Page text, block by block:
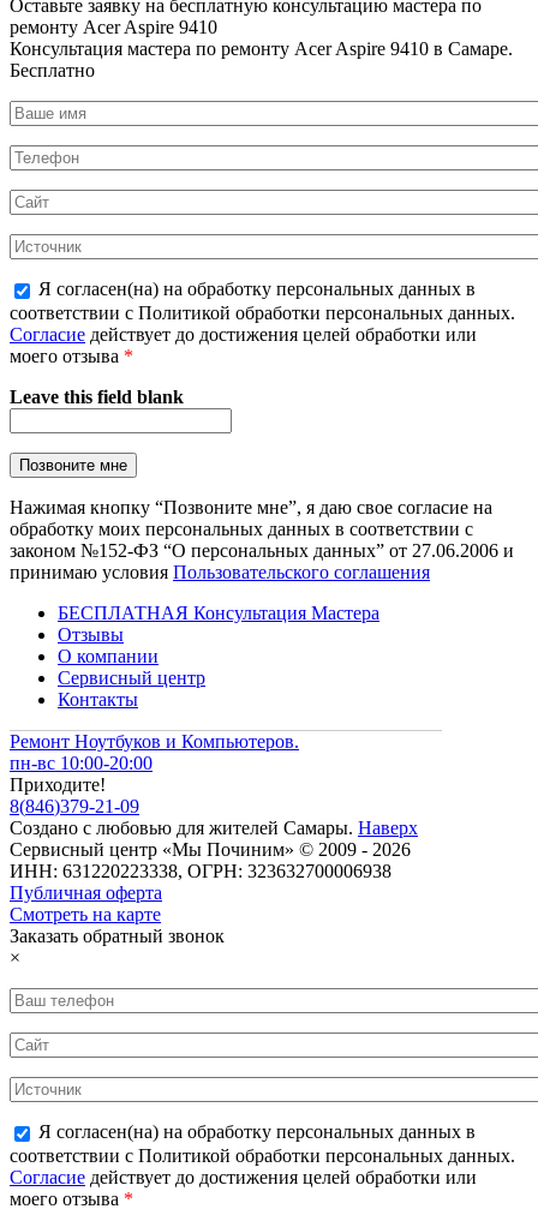
Оставьте заявку на бесплатную консультацию мастера по
ремонту Acer Aspire 9410
Консультация мастера по ремонту Acer Aspire 9410 в Самаре.
Бесплатно
Я согласен(на) на обработку персональных данных в
соответствии с Политикой обработки персональных данных.
Согласие действует до достижения целей обработки или
моего отзыва *
Leave this field blank
Нажимая кнопку “Позвоните мне”, я даю свое согласие на
обработку моих персональных данных в соответствии с
законом №152-ФЗ “О персональных данных” от 27.06.2006 и
принимаю условия Пользовательского соглашения
БЕСПЛАТНАЯ Консультация Мастера
Отзывы
О компании
Сервисный центр
Контакты
Ремонт Ноутбуков и Компьютеров.
пн-вс 10:00-20:00
Приходите!
8(846)379-21-09
Создано с любовью для жителей Самары. Наверх
Сервисный центр «Мы Починим» © 2009 - 2026
ИНН: 631220223338, ОГРН: 323632700006938
Публичная оферта
Смотреть на карте
Заказать обратный звонок
×
Я согласен(на) на обработку персональных данных в
соответствии с Политикой обработки персональных данных.
Согласие действует до достижения целей обработки или
моего отзыва *